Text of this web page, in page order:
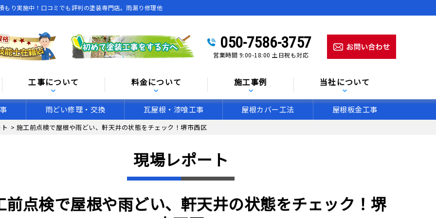
り実施中！口コミでも評判の塗装専門店。雨漏り修理他
050-7586-3757
営業時間 9:00-18:00 土日祝も対応
工事について 料金について 施工事例 当社について
雨どい修理・交換 瓦屋根・漆喰工事 屋根カバー工法 屋根板金工事
> 施工前点検で屋根や雨どい、軒天井の状態をチェック！堺市西区
現場レポート
前点検で屋根や雨どい、軒天井の状態をチェック！堺